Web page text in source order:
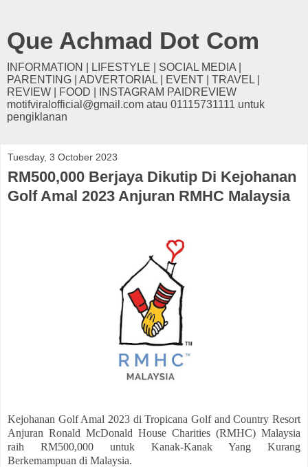
Que Achmad Dot Com
INFORMATION | LIFESTYLE | SOCIAL MEDIA |
PARENTING | ADVERTORIAL | EVENT | TRAVEL |
REVIEW | FOOD | INSTAGRAM PAIDREVIEW
motifviralofficial@gmail.com atau 01115731111 untuk
pengiklanan
Tuesday, 3 October 2023
RM500,000 Berjaya Dikutip Di Kejohanan
Golf Amal 2023 Anjuran RMHC Malaysia
Kejohanan Golf Amal 2023 di Tropicana Golf and Country Resort
Anjuran Ronald McDonald House Charities (RMHC) Malaysia
raih RM500,000 untuk Kanak-Kanak Yang Kurang
Berkemampuan di Malaysia.